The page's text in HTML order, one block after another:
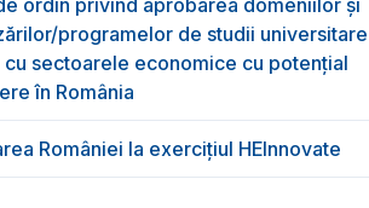
programelor de studii universitare
sectoarele economice cu potențial
în România
României la exercițiul HEInnovate